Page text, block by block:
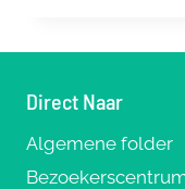
Direct Naar
Algemene folder